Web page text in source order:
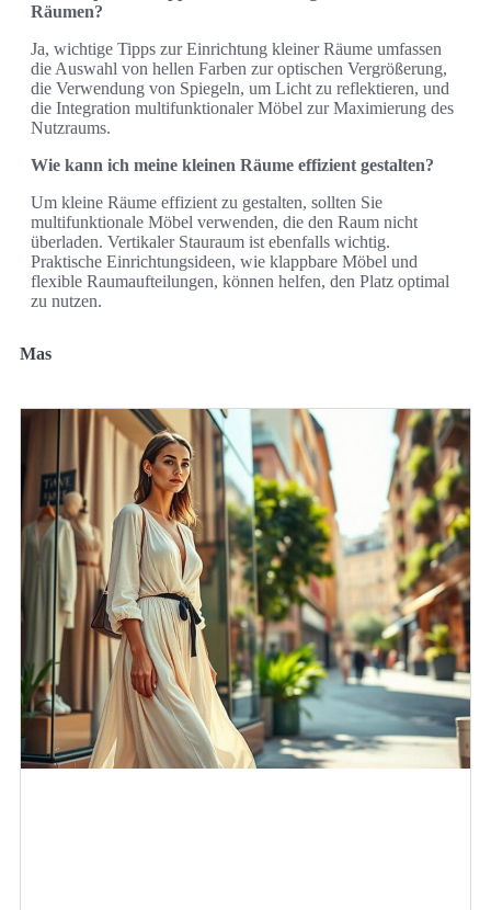
Räumen?
Ja, wichtige Tipps zur Einrichtung kleiner Räume umfassen
die Auswahl von hellen Farben zur optischen Vergrößerung,
die Verwendung von Spiegeln, um Licht zu reflektieren, und
die Integration multifunktionaler Möbel zur Maximierung des
Nutzraums.
Wie kann ich meine kleinen Räume effizient gestalten?
Um kleine Räume effizient zu gestalten, sollten Sie
multifunktionale Möbel verwenden, die den Raum nicht
überladen. Vertikaler Stauraum ist ebenfalls wichtig.
Praktische Einrichtungsideen, wie klappbare Möbel und
flexible Raumaufteilungen, können helfen, den Platz optimal
zu nutzen.
Mas